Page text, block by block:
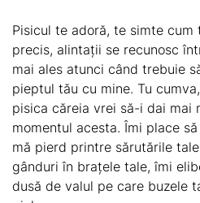
Pisicul te adoră, te simte
precis, alintații se recunosc
mai ales atunci când trebuie
pieptul tău cu mine. Tu
pisica căreia vrei să-i dai mai
momentul acesta. Îmi place
mă pierd printre sărutările
gânduri în brațele tale, îmi
dusă de valul pe care buzele